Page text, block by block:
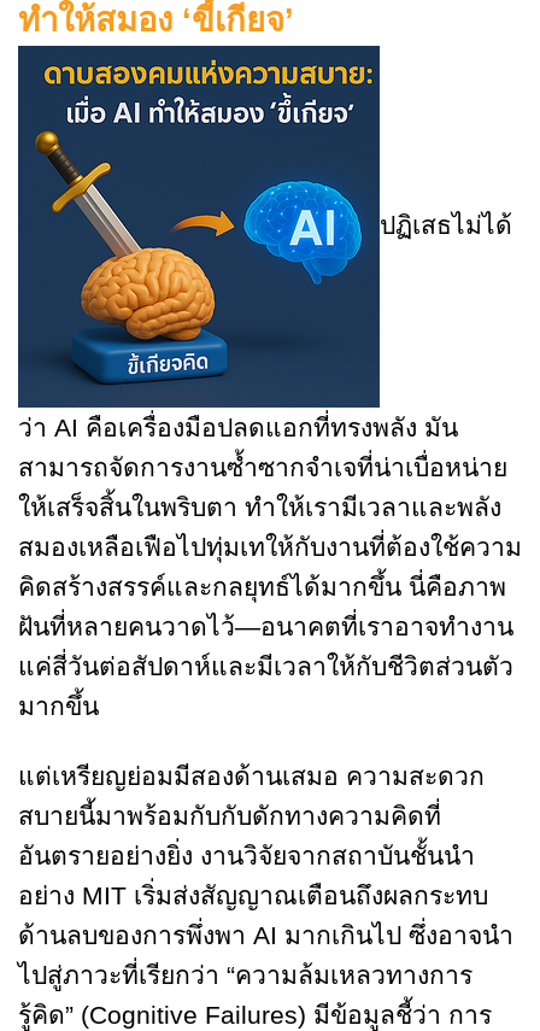
ทำให้สมอง ‘ขี้เกียจ’
ปฏิเสธไม่ได้
ว่า AI คือเครื่องมือปลดแอกที่ทรงพลัง มัน
สามารถจัดการงานซ้ำซากจำเจที่น่าเบื่อหน่าย
ให้เสร็จสิ้นในพริบตา ทำให้เรามีเวลาและพลัง
สมองเหลือเฟือไปทุ่มเทให้กับงานที่ต้องใช้ความ
คิดสร้างสรรค์และกลยุทธ์ได้มากขึ้น นี่คือภาพ
ฝันที่หลายคนวาดไว้—อนาคตที่เราอาจทำงาน
แค่สี่วันต่อสัปดาห์และมีเวลาให้กับชีวิตส่วนตัว
มากขึ้น
แต่เหรียญย่อมมีสองด้านเสมอ ความสะดวก
สบายนี้มาพร้อมกับกับดักทางความคิดที่
อันตรายอย่างยิ่ง งานวิจัยจากสถาบันชั้นนำ
อย่าง MIT เริ่มส่งสัญญาณเตือนถึงผลกระทบ
ด้านลบของการพึ่งพา AI มากเกินไป ซึ่งอาจนำ
ไปสู่ภาวะที่เรียกว่า “ความล้มเหลวทางการ
รู้คิด” (Cognitive Failures) มีข้อมูลชี้ว่า การ